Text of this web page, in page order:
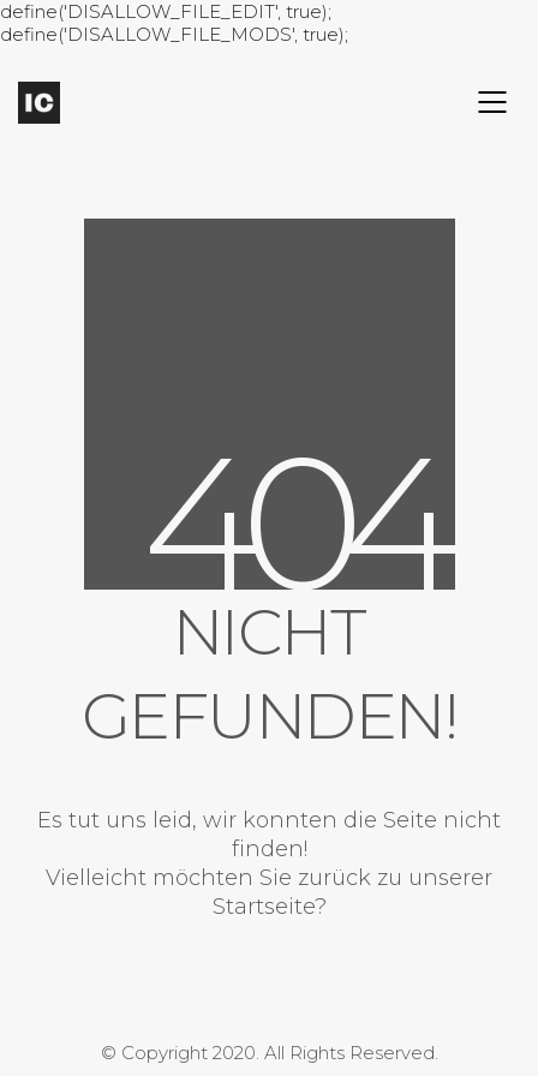
define('DISALLOW_FILE_EDIT', true);
define('DISALLOW_FILE_MODS', true);
404
NICHT
GEFUNDEN!
Es tut uns leid, wir konnten die Seite nicht
finden!
Vielleicht möchten Sie zurück zu unserer
Startseite?
© Copyright 2020. All Rights Reserved.